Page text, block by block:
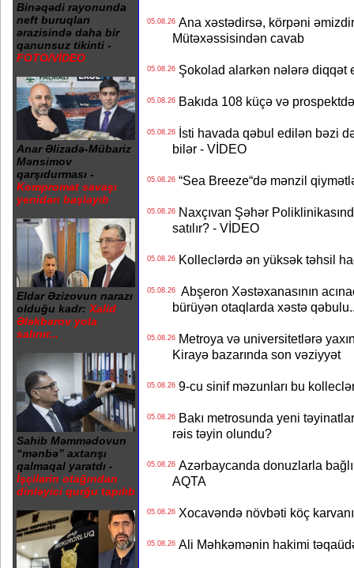
Binəqədi rayonunda
neft buruqları
ərazisində daha bir
qanunsuz tikinti -
FOTO/VİDEO
Anar Əlizadə-Mübariz
Mənsimov
qarşıdurması -
Kompromat savaşı
yenidən başlayıb
Eldar Əzizovun narazı
olduğu kadr: Xalid
Ələkbərov yola
salınır...
Sahib Məmmədovun
“mənbə” axtarışı
qalmaqal yaratdı -
İşçilərin otağından
dinləyici qurğu tapılıb
05.08.26Ana xəstədirsə, körpəni
Mütəxəssisindən cavab
05.08.26Şokolad alarkən nələrə diqqət
05.08.26Bakıda 108 küçə və
05.08.26İsti havada qəbul edilən bəzi
bilər - VİDEO
05.08.26“Sea Breeze“də mənzil
05.08.26Naxçıvan Şəhər
satılır? - VİDEO
05.08.26Kolleclərdə ən yüksək təhsil
05.08.26Abşeron Xəstəxanasının
bürüyən otaqlarda xəstə
05.08.26Metroya və universitetlərə
Kirayə bazarında son vəziyyət
05.08.269-cu sinif məzunları bu
05.08.26Bakı metrosunda yeni
rəis təyin olundu?
05.08.26Azərbaycanda donuzlarla
AQTA
05.08.26Xocavəndə növbəti köç
05.08.26Ali Məhkəmənin hakimi